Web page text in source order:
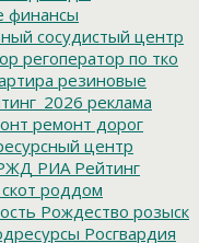
финансы
сосудистый центр
регоператор по тко
резиновые
реклама
ремонт дорог
центр
РИА Рейтинг
роддом
Рождество розыск
Росгвардия